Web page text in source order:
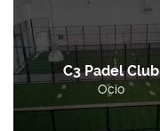
C3 Padel Club
Ocio